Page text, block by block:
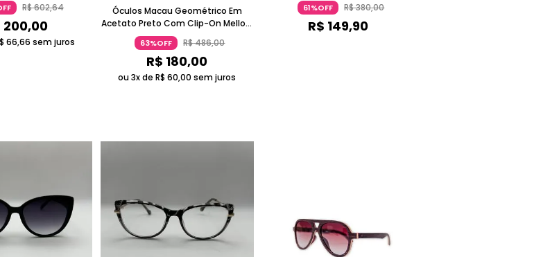
R$602,64
200,00
66,66 sem juros
Óculos Macau Geométrico Em
Acetato Preto Com Clip-On Mellow
Brazil
63%OFF R$486,00
R$ 180,00
ou 3x deR$ 60,00 sem juros
61%OFF R$380,00
R$ 149,90